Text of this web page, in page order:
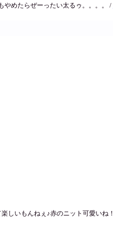
めたらぜーったい太るゥ。。。。 /
しいもんねぇ♪赤のニット可愛いね